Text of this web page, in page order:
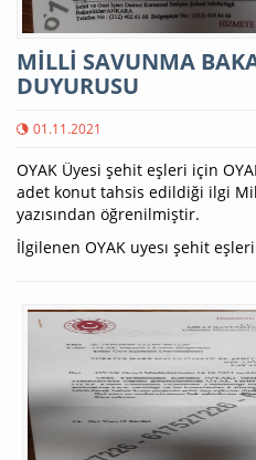
MİLLİ SAVUNMA
DUYURUSU
01.11.2021
OYAK Üyesi şehit eşleri için
adet konut tahsis edildiği ilgi
yazısından öğrenilmiştir.
İlgilenen OYAK uyesı şehit